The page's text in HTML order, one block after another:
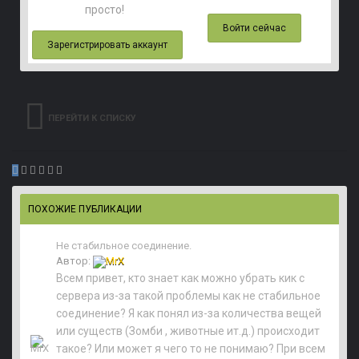
просто!
Зарегистрировать аккаунт
Войти сейчас
ПЕРЕЙТИ К СПИСКУ
ПОХОЖИЕ ПУБЛИКАЦИИ
Не стабильное соединение.
Автор:
MrX
Всем привет, кто знает как можно убрать кик с
сервера из-за такой проблемы как не стабильное
соединение? Я как понял из-за количества вещей
или существ (Зомби , животные ит.д.) происходит
такое? Или может я чего то не понимаю? При всем